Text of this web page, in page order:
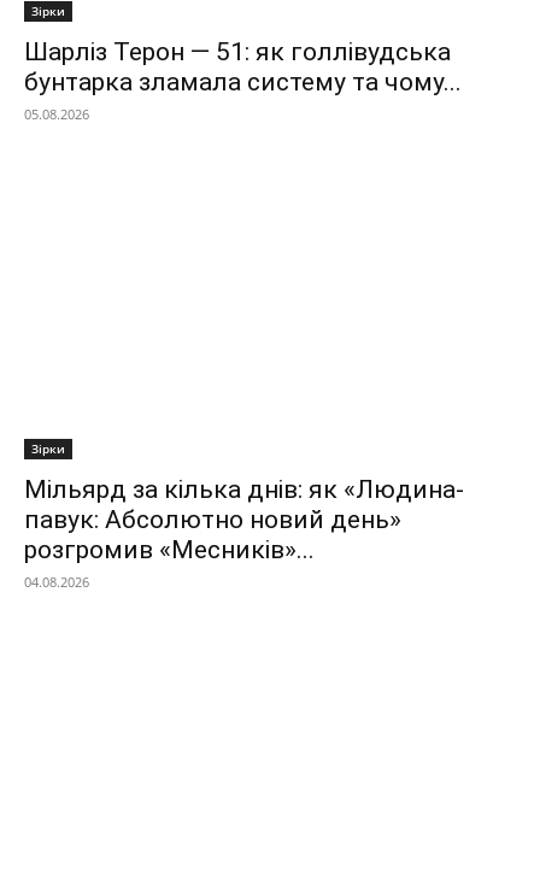
Зірки
Шарліз Терон — 51: як голлівудська
бунтарка зламала систему та чому...
05.08.2026
Зірки
Мільярд за кілька днів: як «Людина-
павук: Абсолютно новий день»
розгромив «Месників»...
04.08.2026